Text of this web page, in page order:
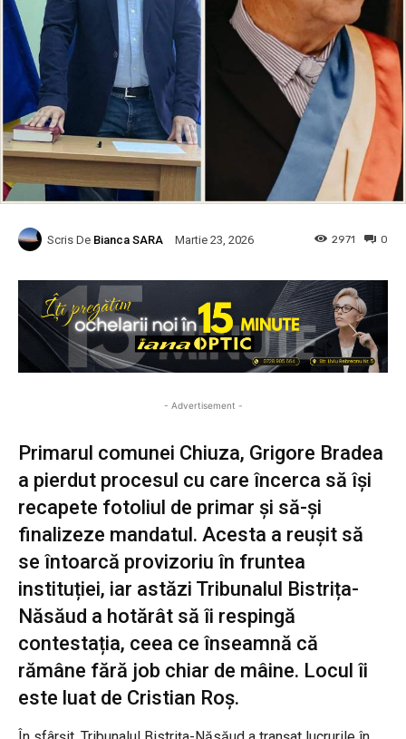
Scris De Bianca SARA Martie 23, 2026 0
2971
- Advertisement -
Primarul comunei Chiuza, Grigore Bradea
a pierdut procesul cu care încerca să își
recapete fotoliul de primar și să-și
finalizeze mandatul. Acesta a reușit să
se întoarcă provizoriu în fruntea
instituției, iar astăzi Tribunalul Bistrița-
Năsăud a hotărât să îi respingă
contestația, ceea ce înseamnă că
rămâne fără job chiar de mâine. Locul îi
este luat de Cristian Roș.